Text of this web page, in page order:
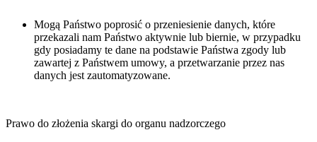
Mogą Państwo poprosić o przeniesienie danych, które
przekazali nam Państwo aktywnie lub biernie, w przypadku
gdy posiadamy te dane na podstawie Państwa zgody lub
zawartej z Państwem umowy, a przetwarzanie przez nas
danych jest zautomatyzowane.
Prawo do złożenia skargi do organu nadzorczego